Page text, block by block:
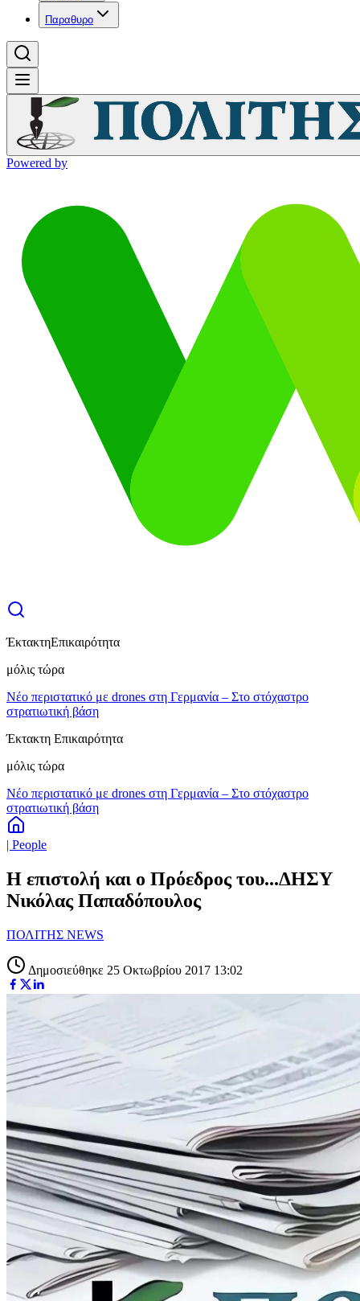
Παραθυρο
Powered by
ΈκτακτηΕπικαιρότητα
μόλις τώρα
Νέο περιστατικό με drones στη Γερμανία – Στο στόχαστρο
στρατιωτική βάση
Έκτακτη Επικαιρότητα
μόλις τώρα
Νέο περιστατικό με drones στη Γερμανία – Στο στόχαστρο
στρατιωτική βάση
| People
Η επιστολή και ο Πρόεδρος του...ΔΗΣΥ
Νικόλας Παπαδόπουλος
ΠΟΛΙΤΗΣ NEWS
Δημοσιεύθηκε 25 Οκτωβρίου 2017 13:02